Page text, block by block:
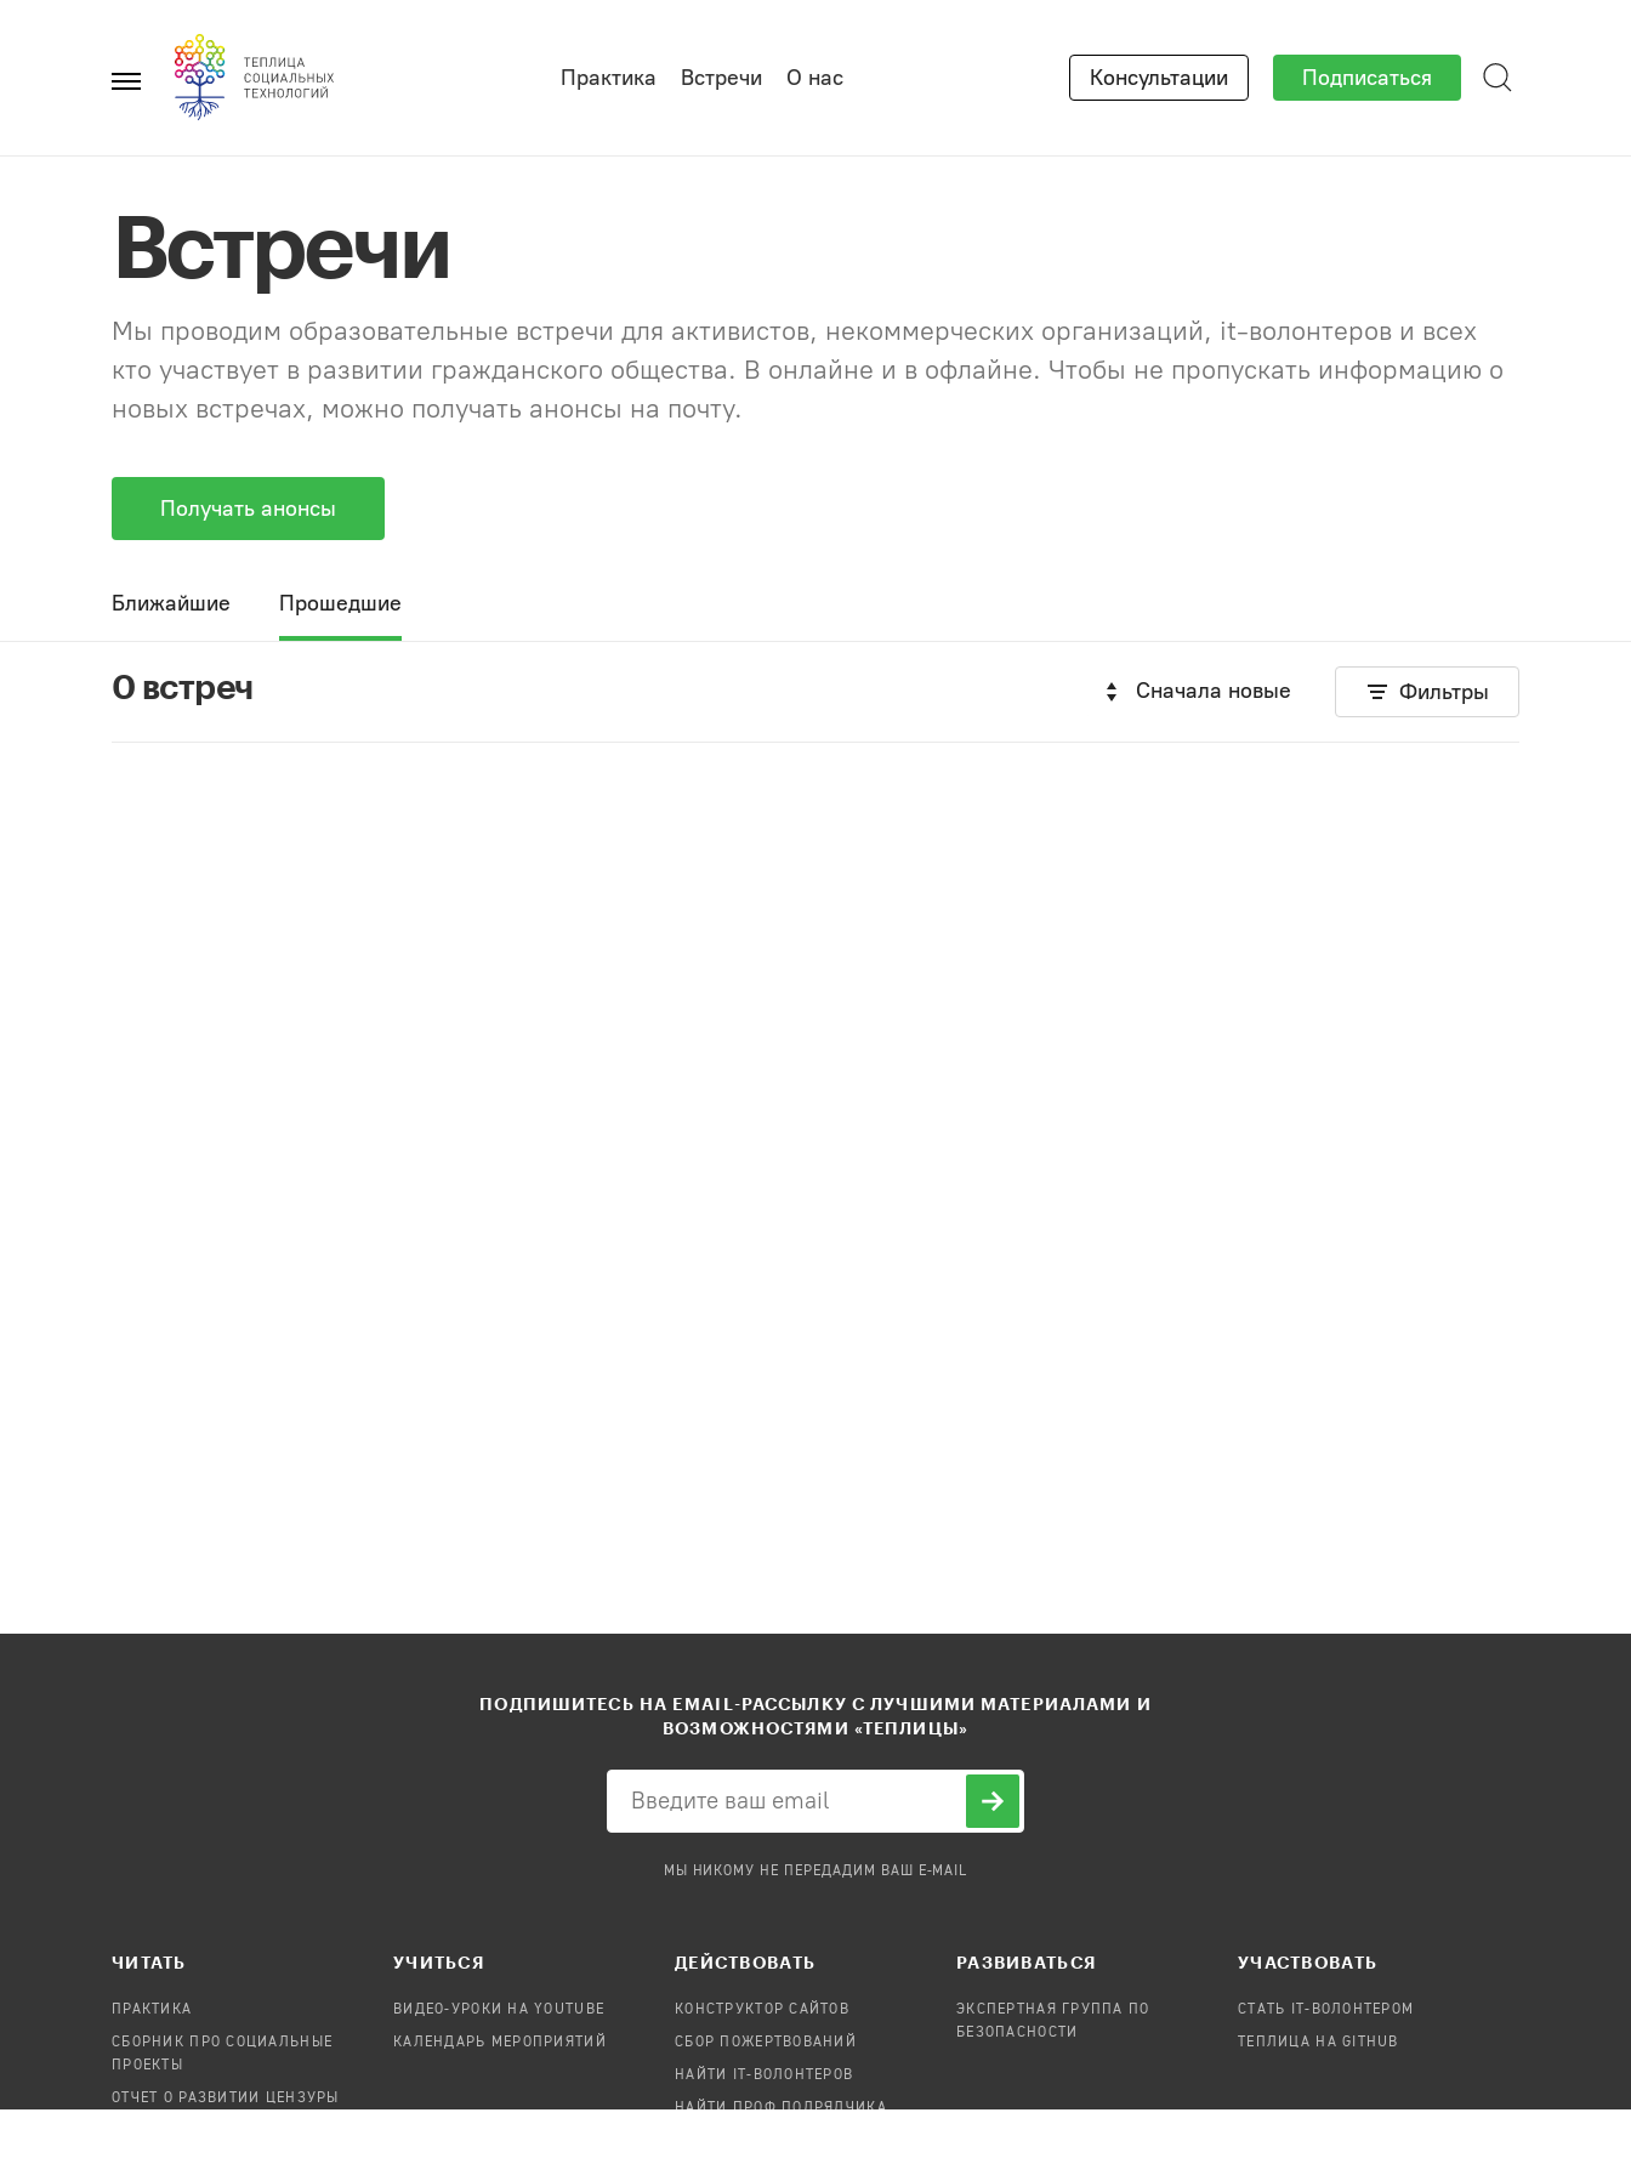
Главное
Практика Встречи О нас Консультации Подписаться
Встречи
Мы проводим образовательные встречи для активистов, некоммерческих организаций, it-волонтеров и всех
кто участвует в развитии гражданского общества. В онлайне и в офлайне. Чтобы не пропускать информацию о
новых встречах, можно получать анонсы на почту.
Получать анонсы
Ближайшие Прошедшие
0 встреч Сначала новые Фильтры
ПОДПИШИТЕСЬ НА EMAIL-РАССЫЛКУ С ЛУЧШИМИ МАТЕРИАЛАМИ И
ВОЗМОЖНОСТЯМИ «ТЕПЛИЦЫ»
МЫ НИКОМУ НЕ ПЕРЕДАДИМ ВАШ E-MAIL
ЧИТАТЬ
ПРАКТИКА
СБОРНИК ПРО СОЦИАЛЬНЫЕ
ПРОЕКТЫ
ОТЧЕТ О РАЗВИТИИ ЦЕНЗУРЫ
УЧИТЬСЯ
ВИДЕО-УРОКИ НА YOUTUBE
КАЛЕНДАРЬ МЕРОПРИЯТИЙ
ДЕЙСТВОВАТЬ
КОНСТРУКТОР САЙТОВ
СБОР ПОЖЕРТВОВАНИЙ
НАЙТИ IT-ВОЛОНТЕРОВ
НАЙТИ ПРОФ.ПОДРЯДЧИКА
РАЗВИВАТЬСЯ
ЭКСПЕРТНАЯ ГРУППА ПО
БЕЗОПАСНОСТИ
УЧАСТВОВАТЬ
СТАТЬ IT-ВОЛОНТЕРОМ
ТЕПЛИЦА НА GITHUB